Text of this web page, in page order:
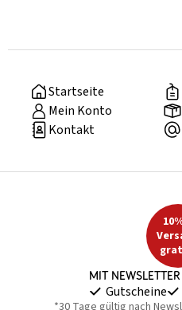
Startseite
Mein Konto
Kontakt
Mit
Gutscheine
*30 Tage gültig nach